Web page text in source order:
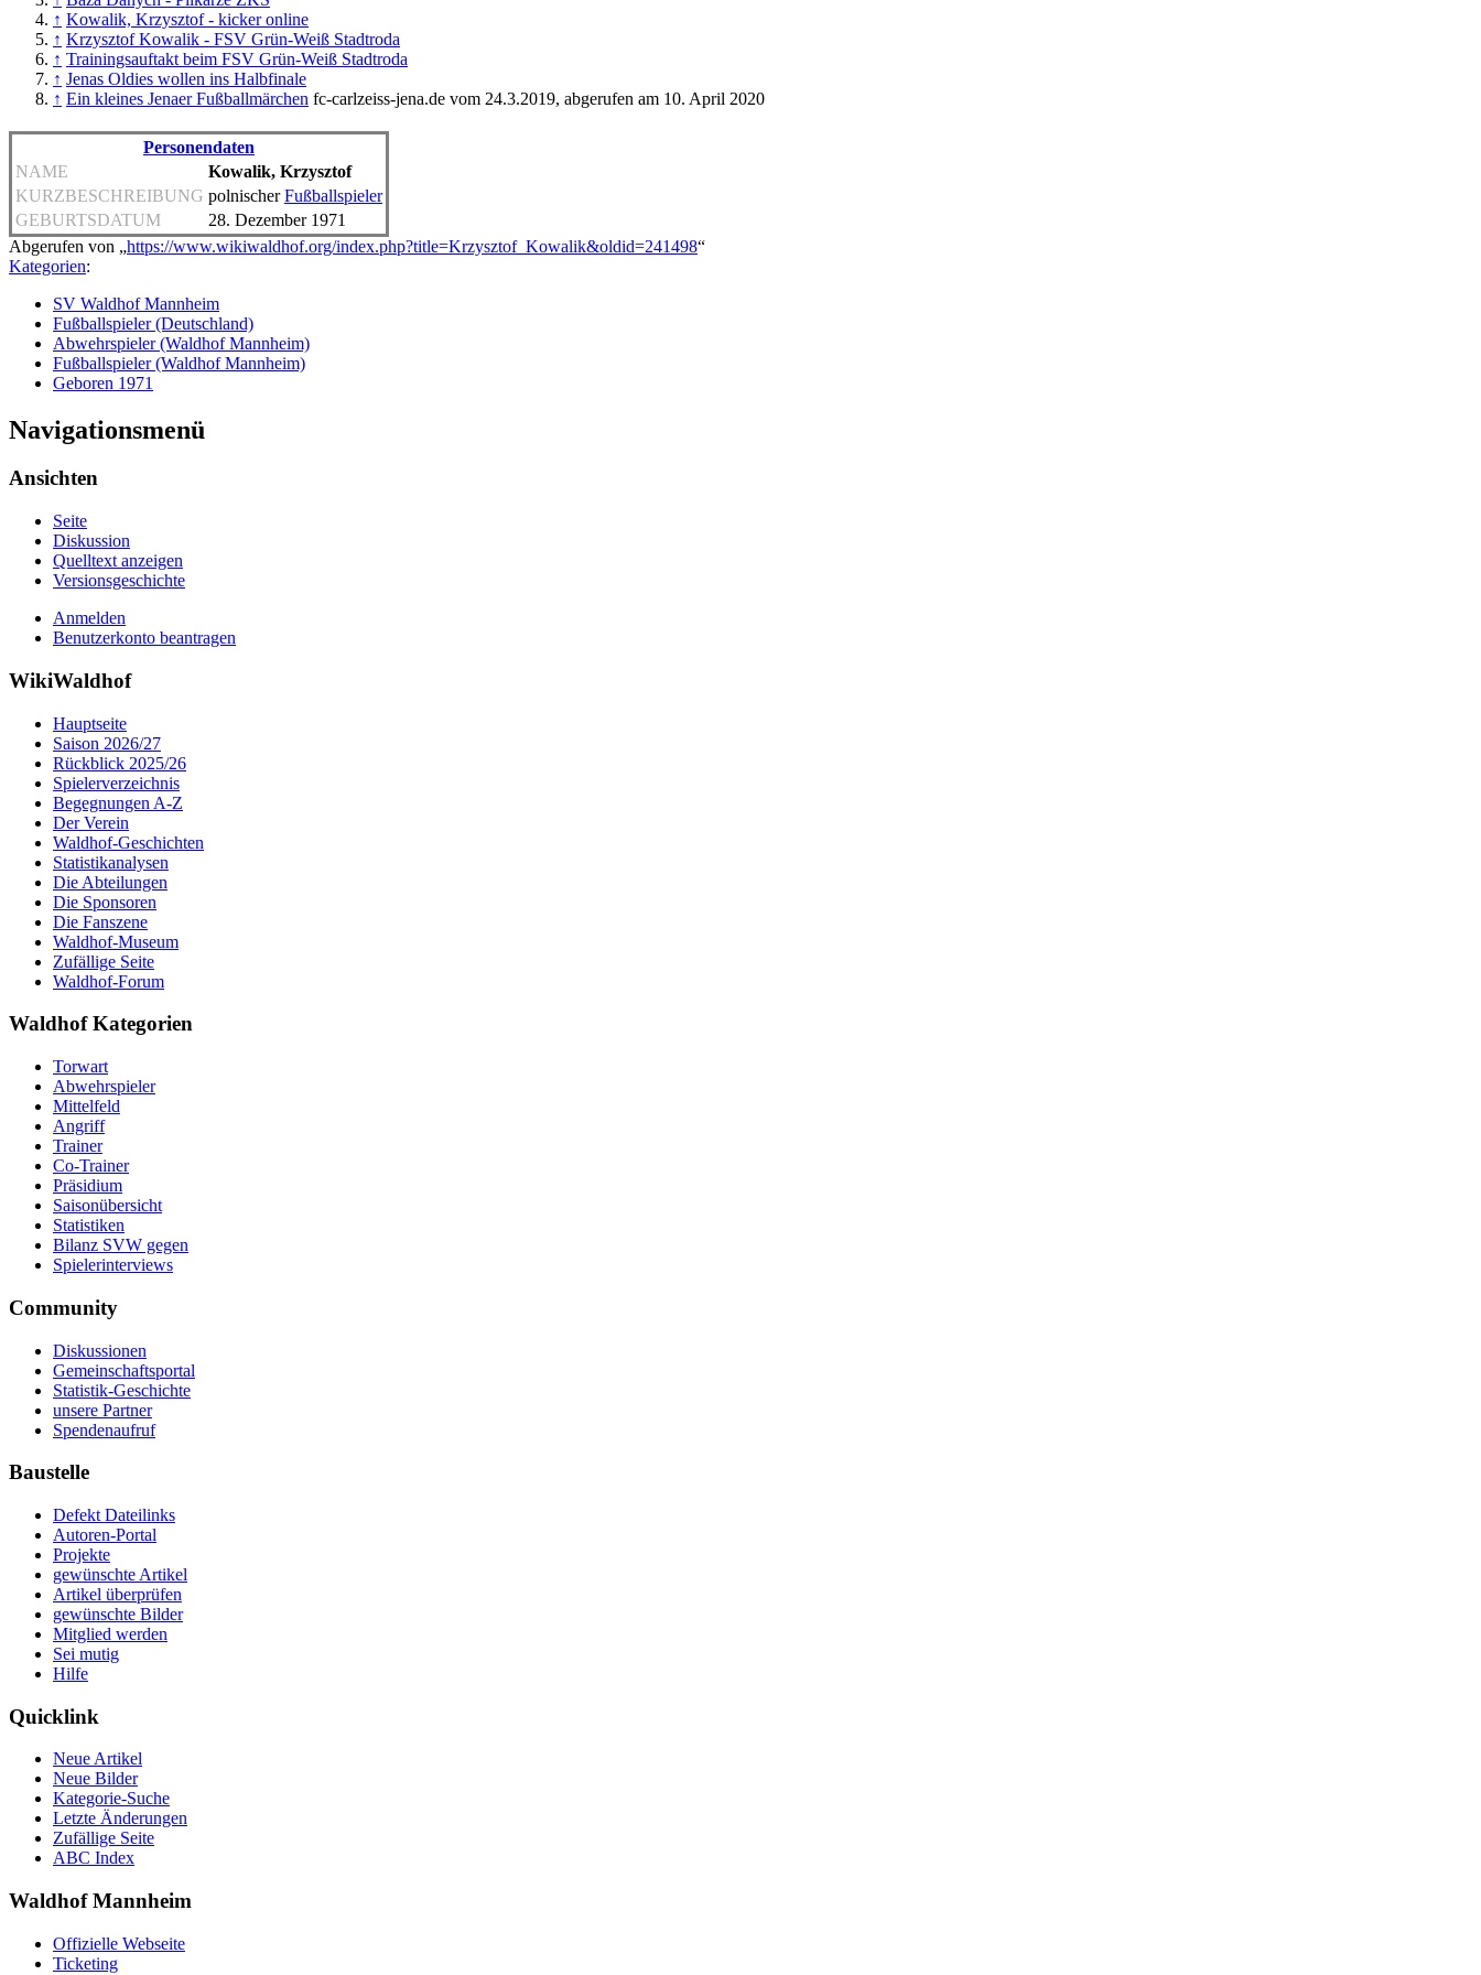
↑ Kowalik, Krzysztof - kicker online
↑ Krzysztof Kowalik - FSV Grün-Weiß Stadtroda
↑ Trainingsauftakt beim FSV Grün-Weiß Stadtroda
↑ Jenas Oldies wollen ins Halbfinale
↑ Ein kleines Jenaer Fußballmärchen fc-carlzeiss-jena.de vom 24.3.2019, abgerufen am 10. April 2020
Personendaten
NAME
Kowalik, Krzysztof
KURZBESCHREIBUNG polnischerFußballspieler
GEBURTSDATUM
28. Dezember 1971
Abgerufen von „https://www.wikiwaldhof.org/index.php?title=Krzysztof_Kowalik&oldid=241498“
Kategorien:
SV Waldhof Mannheim
Fußballspieler (Deutschland)
Abwehrspieler (Waldhof Mannheim)
Fußballspieler (Waldhof Mannheim)
Geboren 1971
Navigationsmenü
Ansichten
Seite
Diskussion
Quelltext anzeigen
Versionsgeschichte
Anmelden
Benutzerkonto beantragen
WikiWaldhof
Hauptseite
Saison 2026/27
Rückblick 2025/26
Spielerverzeichnis
Begegnungen A-Z
Der Verein
Waldhof-Geschichten
Statistikanalysen
Die Abteilungen
Die Sponsoren
Die Fanszene
Waldhof-Museum
Zufällige Seite
Waldhof-Forum
Waldhof Kategorien
Torwart
Abwehrspieler
Mittelfeld
Angriff
Trainer
Co-Trainer
Präsidium
Saisonübersicht
Statistiken
Bilanz SVW gegen
Spielerinterviews
Community
Diskussionen
Gemeinschaftsportal
Statistik-Geschichte
unsere Partner
Spendenaufruf
Baustelle
Defekt Dateilinks
Autoren-Portal
Projekte
gewünschte Artikel
Artikel überprüfen
gewünschte Bilder
Mitglied werden
Sei mutig
Hilfe
Quicklink
Neue Artikel
Neue Bilder
Kategorie-Suche
Letzte Änderungen
Zufällige Seite
ABC Index
Waldhof Mannheim
Offizielle Webseite
Ticketing